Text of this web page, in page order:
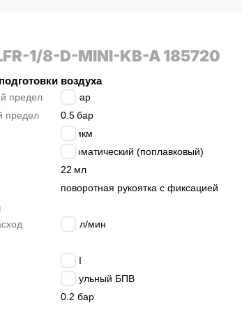
1/8-D-MINI-KB-A 185720
воздуха
предел
бар
предел
0.5бар
40 мкм
автоматический (поплавковый)
22 мл
поворотная рукоятка с фиксацией
л/мин
MINI
модульный БПВ
0.2 бар